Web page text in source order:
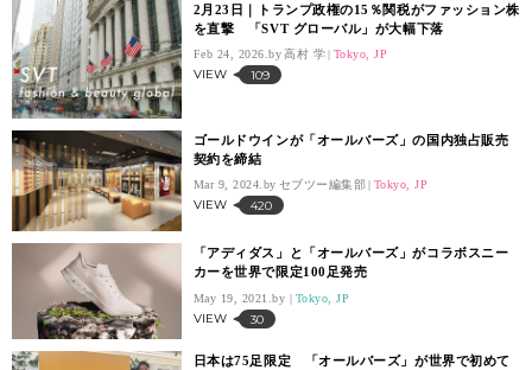
2月23日｜トランプ政権の15％関税がファッション株
を直撃 「SVT グローバル」が大幅下落
Feb 24, 2026. 高村 学 Tokyo, JP
VIEW 109
ゴールドウインが「オールバーズ」の国内独占販売
契約を締結
Mar 9, 2024. セブツー編集部 Tokyo, JP
VIEW 420
「アディダス」と「オールバーズ」がコラボスニー
カーを世界で限定100足発売
May 19, 2021. Tokyo, JP
VIEW 30
日本は75足限定 「オールバーズ」が世界で初めて